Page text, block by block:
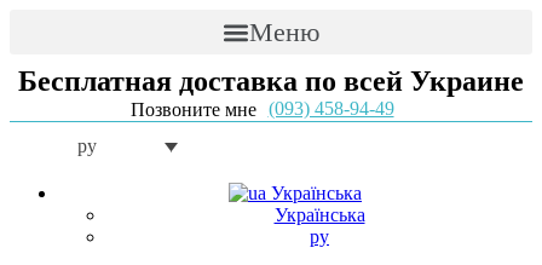
Меню
Бесплатная доставка по всей Украине
Позвоните мне
(093) 458-94-49
ру
Українська
Українська
ру